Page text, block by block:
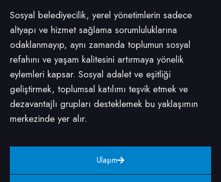
Sosyal belediyecilik, yerel yönetimlerin sadece
altyapı ve hizmet sağlama sorumluluklarına
odaklanmayıp, aynı zamanda toplumun sosyal
refahını ve yaşam kalitesini artırmaya yönelik
eylemleri kapsar. Sosyal adalet ve eşitliği
geliştirmek, toplumsal katılımı teşvik etmek ve
dezavantajlı grupları desteklemek bu yaklaşımın
merkezinde yer alır.
Ulaşım